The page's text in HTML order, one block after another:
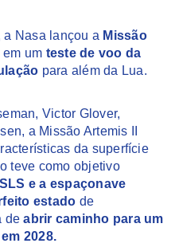
a Nasa lançou a Missão
em um teste de voo da
para além da Lua.
Victor Glover,
a Missão Artemis II
da superfície
teve como objetivo
e a espaçonave
estado de
deabrir caminho para um
2028.